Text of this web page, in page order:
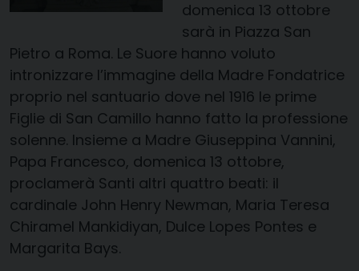
domenica 13 ottobre
sarà in Piazza San
Pietro a Roma. Le Suore hanno voluto
intronizzare l’immagine della Madre Fondatrice
proprio nel santuario dove nel 1916 le prime
Figlie di San Camillo hanno fatto la professione
solenne. Insieme a Madre Giuseppina Vannini,
Papa Francesco, domenica 13 ottobre,
proclamerà Santi altri quattro beati: il
cardinale John Henry Newman, Maria Teresa
Chiramel Mankidiyan, Dulce Lopes Pontes e
Margarita Bays.